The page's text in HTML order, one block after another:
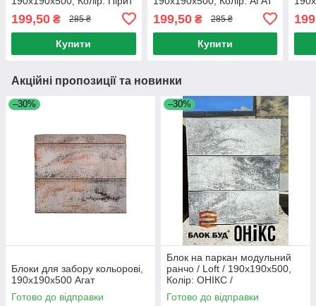
199,50 ₴ 285 ₴
Купити
199,50₴ 285 ₴
Купити
Акційні пропозиції та новинки
–30%
Блоки для забору кольорові,
190х190х500 Агат
Готово до відправки
–30%
Блок на паркан модульний
ранчо / Loft / 190x190x500,
Колір: ОНІКС /
Готово до відправки